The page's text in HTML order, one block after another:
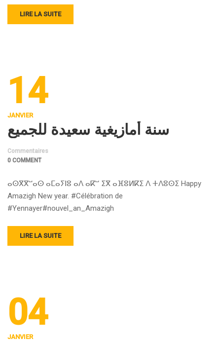
LIRE LA SUITE
14
JANVIER
سنة أمازيغية سعيدة للجميع
Commentaires
0 COMMENT
ⴰⵙⴳⴳⵯⴰⵙ ⴰⵎⴰⵢⵏⵓ ⴰⴷ ⴰⴽⵯ ⵉⴳ ⴰⴼⵓⵍⴽⵉ ⴷ ⵜⴷⵓⵙⵉ Happy
Amazigh New year. #Célébration de
#Yennayer#nouvel_an_Amazigh
LIRE LA SUITE
04
JANVIER